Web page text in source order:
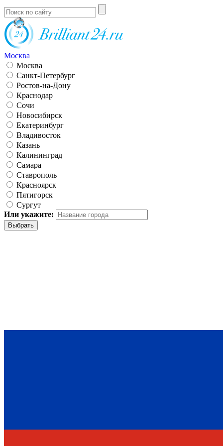
Москва
Москва
Санкт-Петербург
Ростов-на-Дону
Краснодар
Сочи
Новосибирск
Екатеринбург
Владивосток
Казань
Калининград
Самара
Ставрополь
Красноярск
Пятигорск
Сургут
Или укажите: